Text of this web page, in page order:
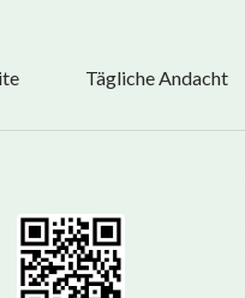
Tägliche Andacht